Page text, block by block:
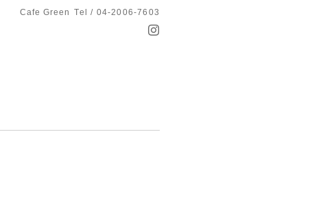
Cafe Green Tel / 04-2006-7603